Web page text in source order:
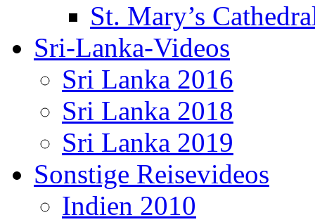
St. Mary’s
Sri-Lanka-Videos
Sri Lanka 2016
Sri Lanka 2018
Sri Lanka 2019
Sonstige Reisevideos
Indien 2010